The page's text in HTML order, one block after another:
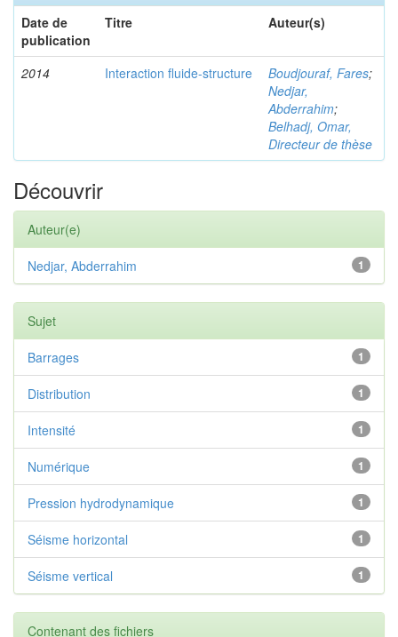
Date de
publication
Titre Auteur(s)
2014 Interaction fluide-structure Boudjouraf, Fares;
Nedjar,
Abderrahim;
Belhadj, Omar,
Directeur de thèse
Découvrir
Auteur(e)
1
Nedjar, Abderrahim
Sujet
1
Barrages
1
Distribution
1
Intensité
1
Numérique
1
Pression hydrodynamique
1
Séisme horizontal
1
Séisme vertical
Contenant des fichiers